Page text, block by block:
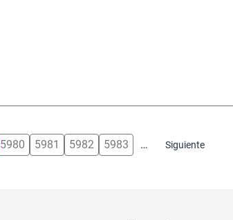
5980 5981 5982 5983 … Siguiente
Siguiente página